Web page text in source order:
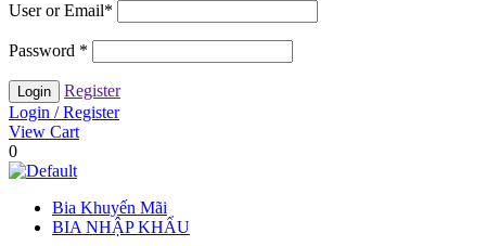
User or Email*
Password *
Register
Login / Register
View Cart
0
Bia Khuyến Mãi
BIA NHẬP KHẨU